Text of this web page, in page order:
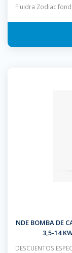
Fluidra Zodiac
NDE BOMBA DE
3,5-14
DESCUENTOS